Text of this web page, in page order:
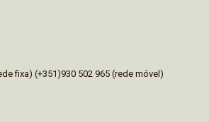
fixa) (+351)930 502 965 (rede móvel)